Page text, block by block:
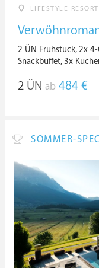
LIFESTYLE
2 ÜN Frühstück, 2x
Snackbuffet, 3x
2 ÜN ab 484 €
SOMMER-